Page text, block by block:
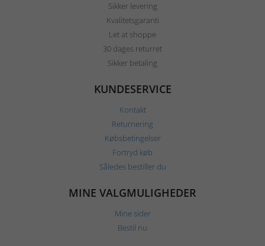
Sikker levering
Kvalitetsgaranti
Let at shoppe
30 dages returret
Sikker betaling
KUNDESERVICE
Kontakt
Returnering
Købsbetingelser
Fortryd køb
Således bestiller du
MINE VALGMULIGHEDER
Mine sider
Bestil nu